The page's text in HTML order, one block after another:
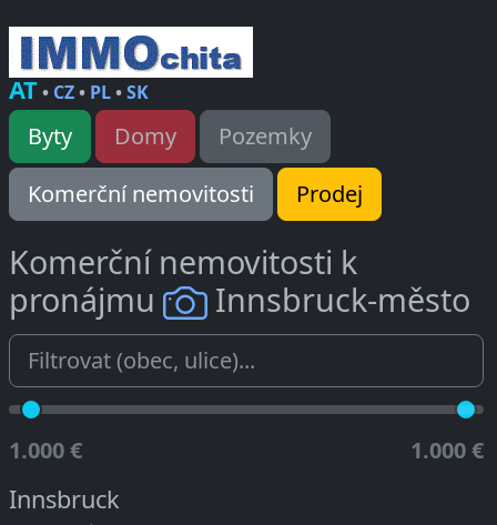
AT• CZ• PL•SK
Byty Domy
Pozemky
Komerční nemovitosti
Prodej
Komerční nemovitosti k
pronájmu
Innsbruck-město
1.000 € 1.000 €
Innsbruck